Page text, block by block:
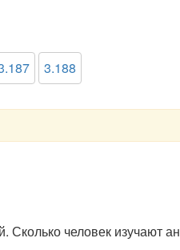
3.188
человек изучают